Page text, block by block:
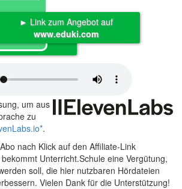
auf
► Link zum Angebot auf
www.eduki.com
um aus
zu
*.
nach Klick auf den Affiliate-Link
Unterricht.Schule eine Vergütung,
soll, die hier nutzbaren Hördateien
Vielen Dank für die Unterstützung!